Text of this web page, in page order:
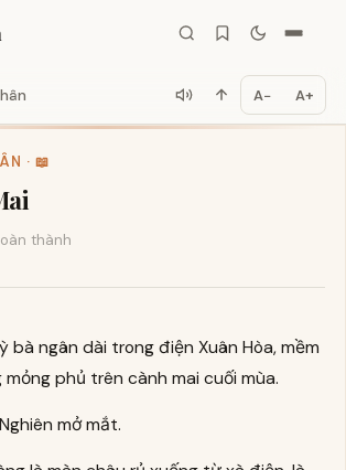
A− A+
· 📖
thành
bà ngân dài trong điện Xuân Hòa, mềm
phủ trên cành mai cuối mùa.
mở mắt.